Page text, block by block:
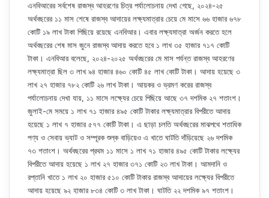
এনবিআরের সর্বশেষ রাজস্ব আহরণের চিত্র পর্যালোচনায় দেখা গেছে, ২০২৪-২৫
অর্থবছরের ১১ মাস শেষে রাজস্ব আদায়ের লক্ষ্যমাত্রার চেয়ে মে মাসে ৬৬ হাজার ৬৭৮
কোটি ১৯ লাখ টাকা পিছিয়ে রয়েছে এনবিআর। এবার লক্ষ্যমাত্রা অর্জন করতে হলে
অর্থবছরের শেষ মাস জুনে রাজস্ব আদায় করতে হবে ১ লাখ ৩৫ হাজার ৭১৭ কোটি
টাকা। এনবিআর বলেছে, ২০২৪-২০২৫ অর্থবছরের মে মাস পর্যন্ত রাজস্ব আহরণের
লক্ষ্যমাত্রা ছিল ৩ লাখ ৯৪ হাজার ৪৬০ কোটি ৪৫ লাখ কোটি টাকা। আদায় হয়েছে ৩
লাখ ২৭ হাজার ৭৮২ কোটি ২৬ লাখ টাকা। আয়কর ও ভ্রমণ করের রাজস্ব
পর্যালোচনায় দেখা যায়, ১১ মাসে লক্ষ্যের চেয়ে পিছিয়ে আছে ৩৭ দশমিক ২৭ শতাংশ।
জুলাই-মে সময়ে ১ লাখ ৭১ হাজার ৪৯৫ কোটি টাকার লক্ষ্যমাত্রার বিপরীতে আদায়
হয়েছে ১ লাখ ৭ হাজার ৫৭৭ কোটি টাকা। এ ছাড়া চলতি অর্থবছরের মাঝপথে শতাধিক
পণ্য ও সেবায় ভ্যাট ও সম্পূরক শুল্ক বাড়িয়েও এ খাতে ঘাটতি দাঁড়িয়েছে ২৬ দশমিক
৭৩ শতাংশ। অর্থবছরের প্রথম ১১ মাসে ১ লাখ ৭১ হাজার ৪৯৫ কোটি টাকার লক্ষ্যের
বিপরীতে আদায় হয়েছে ১ লাখ ২৭ হাজার ৩৭১ কোটি ২৩ লাখ টাকা। আমদানি ও
রপ্তানি খাতে ১ লাখ ২০ হাজার ৫১০ কোটি টাকার রাজস্ব আদায়ের লক্ষ্যের বিপরীতে
আদায় হয়েছে ৯২ হাজার ৮৩৪ কোটি ৩ লাখ টাকা। ঘাটতি ২২ দশমিক ৯৭ শতাংশ।